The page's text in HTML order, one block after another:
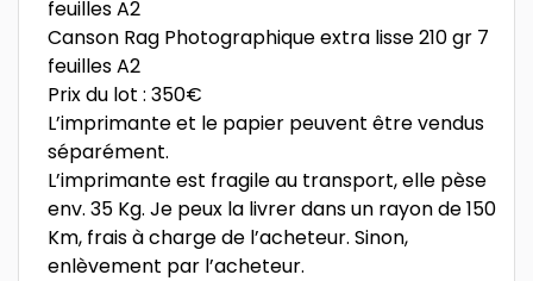
feuilles A2
Canson Rag Photographique extra lisse 210 gr 7
feuilles A2
Prix du lot : 350€
L’imprimante et le papier peuvent être vendus
séparément.
L’imprimante est fragile au transport, elle pèse
env. 35 Kg. Je peux la livrer dans un rayon de 150
Km, frais à charge de l’acheteur. Sinon,
enlèvement par l’acheteur.